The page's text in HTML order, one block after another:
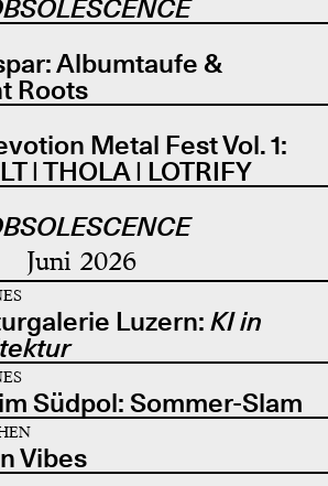
Albumtaufe &
Roots
Metal Fest Vol. 1:
| THOLA | LOTRIFY
Juni 2026
Luzern: KI in
Südpol: Sommer-Slam
Vibes